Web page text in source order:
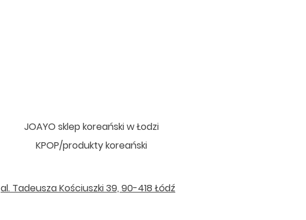
JOAYO sklep koreański w Łodzi
KPOP/produkty koreański
al. Tadeusza Kościuszki 39, 90-418 Łódź